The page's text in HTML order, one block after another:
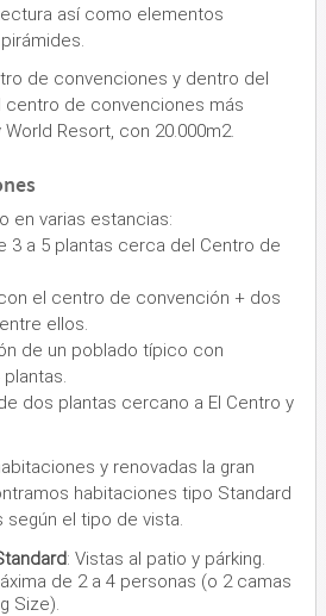
así como elementos
de convenciones y dentro del
de convenciones más
Resort, con 20.000m2.
en varias estancias:
3 a 5 plantas cerca del Centro de
el centro de convención + dos
ellos.
de un poblado típico con
dos plantas cercano a El Centro y
y renovadas la gran
habitaciones tipo Standard
el tipo de vista.
: Vistas al patio y párking.
de 2 a 4 personas (o 2 camas
Size).